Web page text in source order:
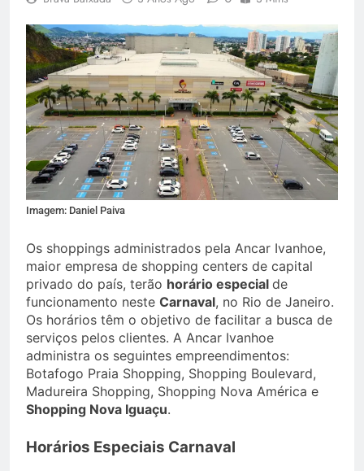
Imagem: Daniel Paiva
Os shoppings administrados pela Ancar Ivanhoe,
maior empresa de shopping centers de capital
privado do país, terão horário especial de
funcionamento neste Carnaval, no Rio de Janeiro.
Os horários têm o objetivo de facilitar a busca de
serviços pelos clientes. A Ancar Ivanhoe
administra os seguintes empreendimentos:
Botafogo Praia Shopping, Shopping Boulevard,
Madureira Shopping, Shopping Nova América e
Shopping Nova Iguaçu.
Horários Especiais Carnaval